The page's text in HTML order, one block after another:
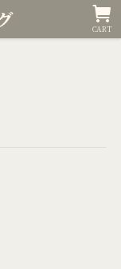
CART